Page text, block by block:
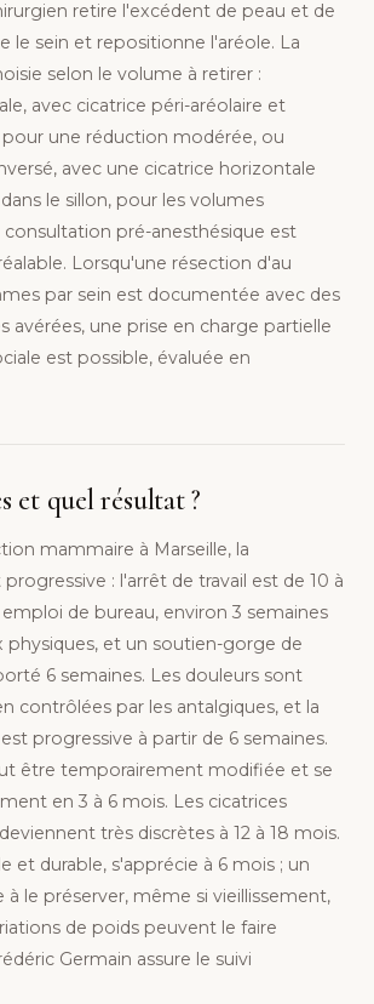
retire l'excédent de peau et de
le sein et repositionne l'aréole. La
selon le volume à retirer :
avec cicatrice péri-aréolaire et
une réduction modérée, ou
avec une cicatrice horizontale
le sillon, pour les volumes
pré-anesthésique est
Lorsqu'une résection d'au
par sein est documentée avec des
avérées, une prise en charge partielle
est possible, évaluée en
et quel résultat ?
mammaire à Marseille, la
: l'arrêt de travail est de 10 à
de bureau, environ 3 semaines
physiques, et un soutien-gorge de
6 semaines. Les douleurs sont
contrôlées par les antalgiques, et la
progressive à partir de 6 semaines.
être temporairement modifiée et se
en 3 à 6 mois. Les cicatrices
très discrètes à 12 à 18 mois.
et durable, s'apprécie à 6 mois ; un
à le préserver, même si vieillissement,
de poids peuvent le faire
Germain assure le suivi